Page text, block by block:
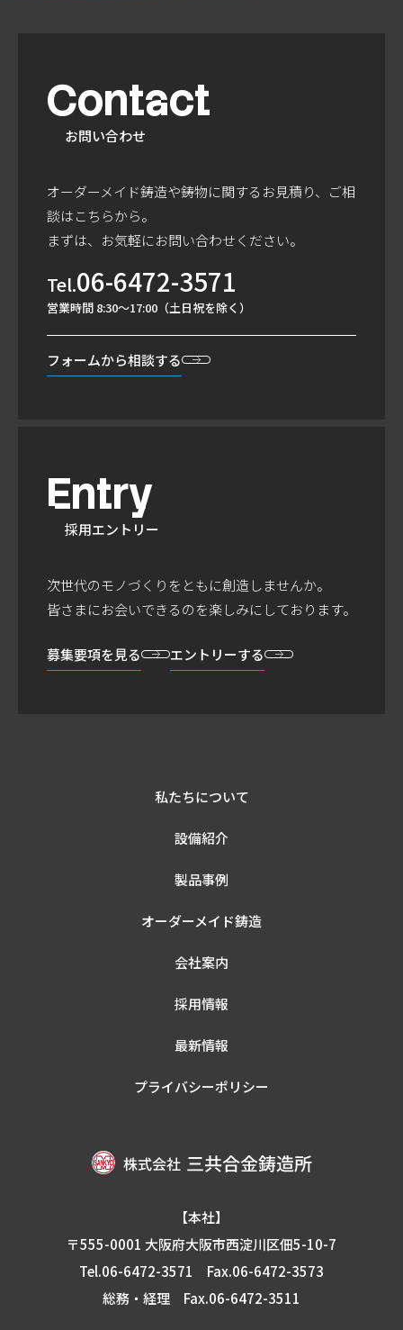
Contact
お問い合わせ
オーダーメイド鋳造や鋳物に関するお見積り、ご相
談はこちらから。
まずは、お気軽にお問い合わせください。
Tel.06-6472-3571
営業時間 8:30～17:00（土日祝を除く）
フォームから相談する
Entry
採用エントリー
次世代のモノづくりをともに創造しませんか。
皆さまにお会いできるのを楽しみにしております。
募集要項を見る エントリーする
私たちについて
設備紹介
製品事例
オーダーメイド鋳造
会社案内
採用情報
最新情報
プライバシーポリシー
【本社】
〒555-0001 大阪府大阪市西淀川区佃5-10-7
Tel.06-6472-3571 Fax.06-6472-3573
総務・経理 Fax.06-6472-3511